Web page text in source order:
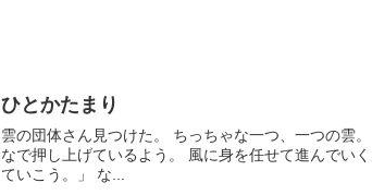
ひとかたまり
雲の団体さん見つけた。 ちっちゃな一つ、一つの雲
なで押し上げているよう。 風に身を任せて進んでい
ていこう。」 な...